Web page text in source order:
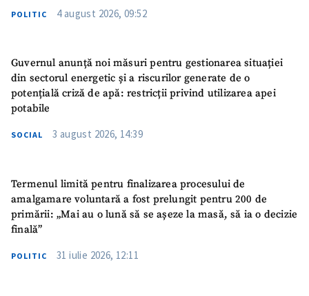
POLITIC 4 august 2026, 09:52
Guvernul anunță noi măsuri pentru gestionarea situației
din sectorul energetic și a riscurilor generate de o
potențială criză de apă: restricții privind utilizarea apei
potabile
SOCIAL 3 august 2026, 14:39
Termenul limită pentru finalizarea procesului de
amalgamare voluntară a fost prelungit pentru 200 de
primării: „Mai au o lună să se așeze la masă, să ia o decizie
finală”
POLITIC 31 iulie 2026, 12:11